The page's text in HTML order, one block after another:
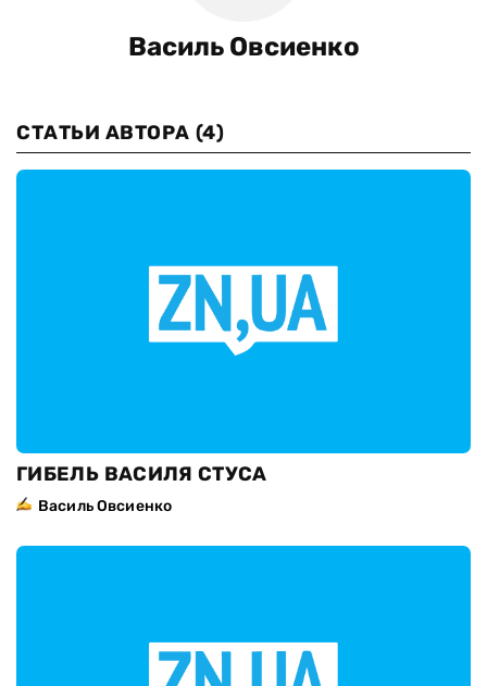
Василь Овсиенко
СТАТЬИ АВТОРА (4)
ГИБЕЛЬ ВАСИЛЯ СТУСА
Василь Овсиенко